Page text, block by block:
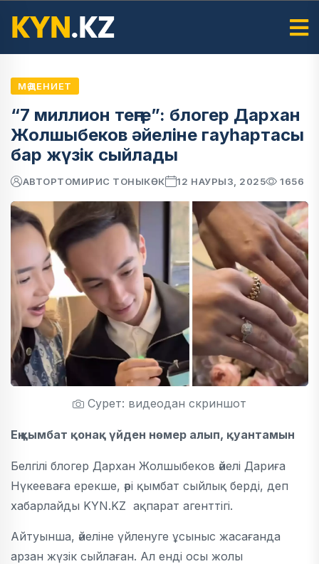
МӘДЕНИЕТ
“7 миллион теңге”: блогер Дархан
Жолшыбеков әйеліне гауһартасы
бар жүзік сыйлады
АВТОРТОМИРИС ТОНЫКӨК 12 НАУРЫЗ, 2025 1656
Сурет: видеодан скриншот
Ең қымбат қонақ үйден нөмер алып, қуантамын
Белгілі блогер Дархан Жолшыбеков әйелі Дариға
Нүкееваға ерекше, әрі қымбат сыйлық берді, деп
хабарлайды KYN.KZ ақпарат агенттігі.
Айтуынша, әйеліне үйленуге ұсыныс жасағанда
арзан жүзік сыйлаған. Ал енді осы жолы